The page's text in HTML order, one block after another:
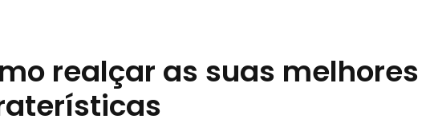
realçar as suas melhores